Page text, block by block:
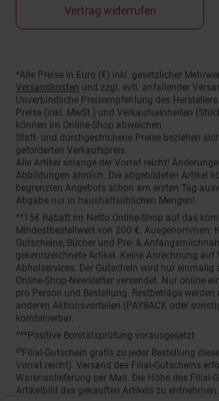
Vertrag widerrufen
Fußnoten
*Alle Preise in Euro (€) inkl. gesetzlicher
Versandkosten und zzgl. evtl. anfallender
Unverbindliche Preisempfehlung des Herstellers.
Preise (inkl. MwSt.) und Verkaufseinheiten
können im Online-Shop abweichen.
Statt- und durchgestrichene Preise beziehen
geforderten Verkaufspreis.
Alle Artikel solange der Vorrat reicht!
Abbildungen ähnlich. Die abgebildeten Artikel
begrenzten Angebots schon am ersten Tag
Abgabe nur in haushaltsüblichen Mengen!
**15€ Rabatt im Netto Online-Shop auf das
Mindestbestellwert von 200 €. Ausgenommen:
Gutscheine, Bücher und Pre- &
gekennzeichnete Artikel. Keine Anrechnung auf
Abholservices. Der Gutschein wird nur einmalig
Online-Shop-Newsletter versendet. Nur online
pro Person und Bestellung. Restbeträge
anderen Aktionsvorteilen (PAYBACK oder
kombinierbar.
***Positive Bonitätsprüfung vorausgesetzt
²⁰Filial-Gutschein gratis zu jeder Bestellung
Vorrat reicht). Versand des Filial-Gutscheins
Warenanlieferung per Mail. Die Höhe des Filial-
Artikelbild des gekauften Artikels zu